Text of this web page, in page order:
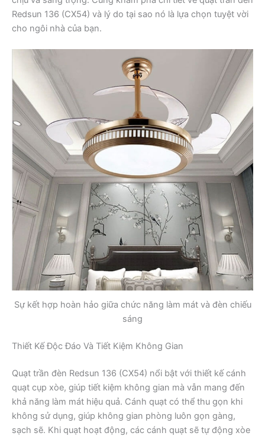
Redsun 136 (CX54) và lý do tại sao nó là lựa chọn tuyệt vời
cho ngôi nhà của bạn.
Sự kết hợp hoàn hảo giữa chức năng làm mát và đèn chiếu
sáng
Thiết Kế Độc Đáo Và Tiết Kiệm Không Gian
Quạt trần đèn Redsun 136 (CX54) nổi bật với thiết kế cánh
quạt cụp xòe, giúp tiết kiệm không gian mà vẫn mang đến
khả năng làm mát hiệu quả. Cánh quạt có thể thu gọn khi
không sử dụng, giúp không gian phòng luôn gọn gàng,
sạch sẽ. Khi quạt hoạt động, các cánh quạt sẽ tự động xòe